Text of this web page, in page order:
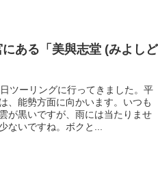
にある「美與志堂 (みよしど
ツーリングに行ってきました。平
、能勢方面に向かいます。いつも
が黒いですが、雨には当たりませ
ないですね。ボクと...